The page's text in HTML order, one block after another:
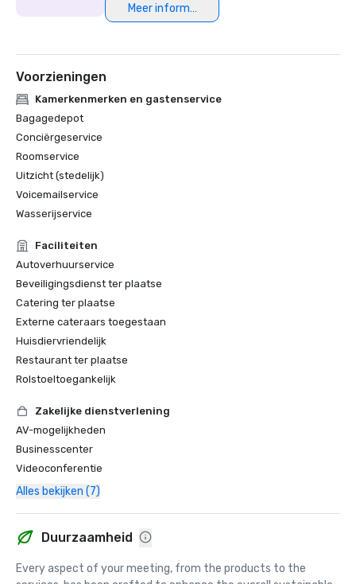
Meer informatie
Voorzieningen
Kamerkenmerken en gastenservice
Bagagedepot
Conciërgeservice
Roomservice
Uitzicht (stedelijk)
Voicemailservice
Wasserijservice
Faciliteiten
Autoverhuurservice
Beveiligingsdienst ter plaatse
Catering ter plaatse
Externe cateraars toegestaan
Huisdiervriendelijk
Restaurant ter plaatse
Rolstoeltoegankelijk
Zakelijke dienstverlening
AV-mogelijkheden
Businesscenter
Videoconferentie
Alles bekijken (7)
Duurzaamheid
Every aspect of your meeting, from the products to the